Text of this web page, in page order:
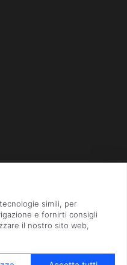
Sociale i.v. € 800.000,00